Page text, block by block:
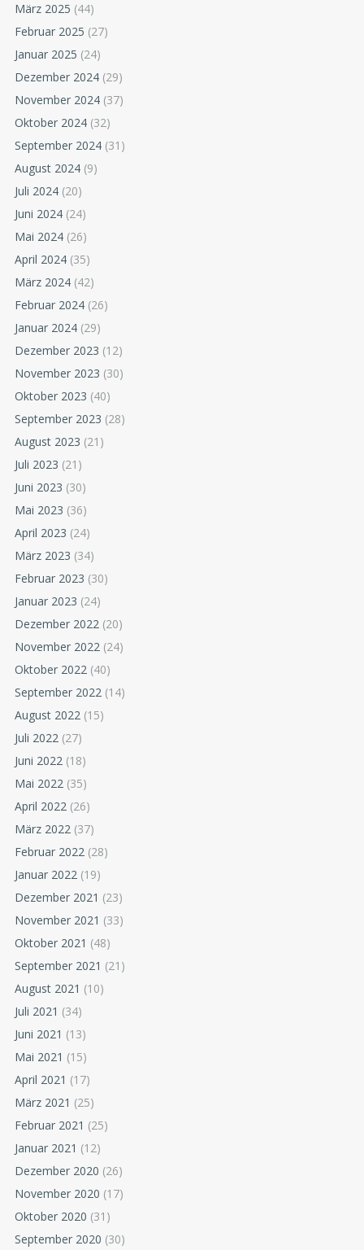
März 2025 (44)
Februar 2025 (27)
Januar 2025 (24)
Dezember 2024 (29)
November 2024 (37)
Oktober 2024 (32)
September 2024 (31)
August 2024 (9)
Juli 2024 (20)
Juni 2024 (24)
Mai 2024 (26)
April 2024 (35)
März 2024 (42)
Februar 2024 (26)
Januar 2024 (29)
Dezember 2023 (12)
November 2023 (30)
Oktober 2023 (40)
September 2023 (28)
August 2023 (21)
Juli 2023 (21)
Juni 2023 (30)
Mai 2023 (36)
April 2023 (24)
März 2023 (34)
Februar 2023 (30)
Januar 2023 (24)
Dezember 2022 (20)
November 2022 (24)
Oktober 2022 (40)
September 2022 (14)
August 2022 (15)
Juli 2022 (27)
Juni 2022 (18)
Mai 2022 (35)
April 2022 (26)
März 2022 (37)
Februar 2022 (28)
Januar 2022 (19)
Dezember 2021 (23)
November 2021 (33)
Oktober 2021 (48)
September 2021 (21)
August 2021 (10)
Juli 2021 (34)
Juni 2021 (13)
Mai 2021 (15)
April 2021 (17)
März 2021 (25)
Februar 2021 (25)
Januar 2021 (12)
Dezember 2020 (26)
November 2020 (17)
Oktober 2020 (31)
September 2020 (30)